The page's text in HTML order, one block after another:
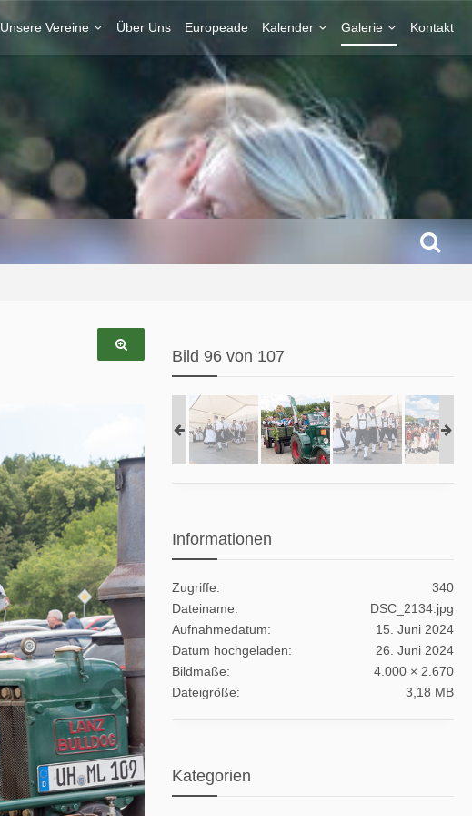
Unsere Vereine Über Uns Europeade Kalender Galerie Kontakt
Bild 96 von 107
Informationen
Zugriffe
340
Dateiname
DSC_2134.jpg
Aufnahmedatum
15. Juni 2024
Datum hochgeladen
26. Juni 2024
Bildmaße
4.000 × 2.670
Dateigröße
3,18 MB
Kategorien